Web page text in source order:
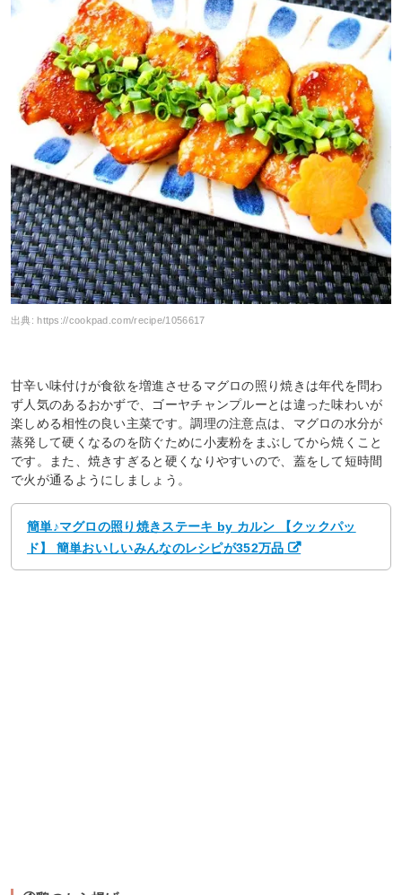
出典:https://cookpad.com/recipe/1056617
甘辛い味付けが食欲を増進させるマグロの照り焼きは年代を問わ
ず人気のあるおかずで、ゴーヤチャンプルーとは違った味わいが
楽しめる相性の良い主菜です。調理の注意点は、マグロの水分が
蒸発して硬くなるのを防ぐために小麦粉をまぶしてから焼くこと
です。また、焼きすぎると硬くなりやすいので、蓋をして短時間
で火が通るようにしましょう。
簡単♪マグロの照り焼きステーキ by カルン 【クックパッ
ド】 簡単おいしいみんなのレシピが352万品